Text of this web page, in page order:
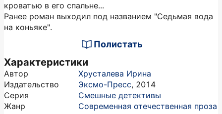
кроватью в его спальне...
Ранее роман выходил под названием "Седьмая вода
на коньяке".
Полистать
Характеристики
Автор
Хрусталева Ирина
Издательство
Эксмо-Пресс, 2014
Серия
Смешные детективы
Жанр
Современная отечественная проза